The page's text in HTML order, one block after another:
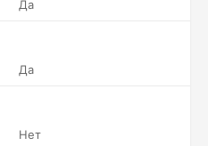
Да
Да
Нет